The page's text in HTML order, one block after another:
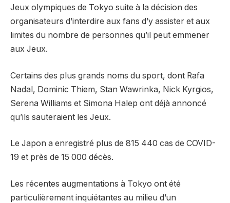
Jeux olympiques de Tokyo suite à la décision des
organisateurs d’interdire aux fans d’y assister et aux
limites du nombre de personnes qu’il peut emmener
aux Jeux.
Certains des plus grands noms du sport, dont Rafa
Nadal, Dominic Thiem, Stan Wawrinka, Nick Kyrgios,
Serena Williams et Simona Halep ont déjà annoncé
qu’ils sauteraient les Jeux.
Le Japon a enregistré plus de 815 440 cas de COVID-
19 et près de 15 000 décès.
Les récentes augmentations à Tokyo ont été
particulièrement inquiétantes au milieu d’un